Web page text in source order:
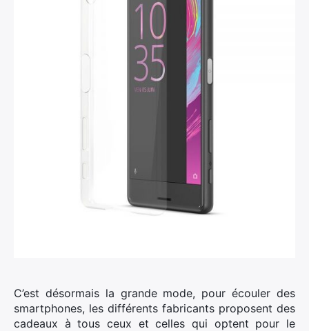
C’est désormais la grande mode, pour écouler des
smartphones, les différents fabricants proposent des
cadeaux à tous ceux et celles qui optent pour le